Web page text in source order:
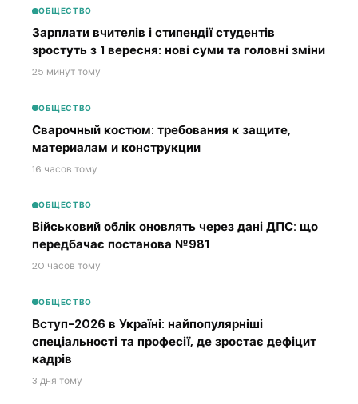
ОБЩЕСТВО
Зарплати вчителів і стипендії студентів
зростуть з 1 вересня: нові суми та головні зміни
25 минут тому
ОБЩЕСТВО
Сварочный костюм: требования к защите,
материалам и конструкции
16 часов тому
ОБЩЕСТВО
Військовий облік оновлять через дані ДПС: що
передбачає постанова №981
20 часов тому
ОБЩЕСТВО
Вступ-2026 в Україні: найпопулярніші
спеціальності та професії, де зростає дефіцит
кадрів
3 дня тому